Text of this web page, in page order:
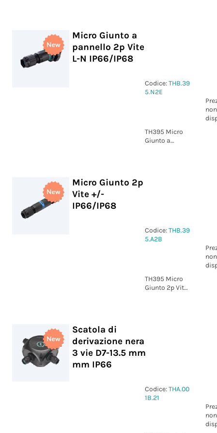
Micro Giunto a
pannello 2p Vite
L-N IP66/IP68
Codice:THB.39
5.N2E
non
TH395 Micro
Giunto a
Micro Giunto 2p
Vite +/-
IP66/IP68
Codice:THB.39
5.A2B
non
TH395 Micro
Giunto 2p Vite
Scatola di
derivazione nera
3 vie D7-13.5 mm
mm IP66
Codice:THA.00
1B.21
non